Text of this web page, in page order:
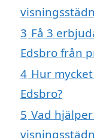
3 Få 3
Edsbro från
4 Hur
Edsbro?
5 Vad